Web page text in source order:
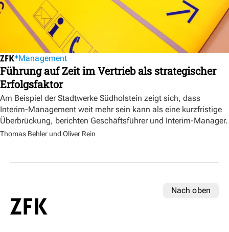
Management
Führung auf Zeit im Vertrieb als strategischer
Erfolgsfaktor
Am Beispiel der Stadtwerke Südholstein zeigt sich, dass
Interim-Management weit mehr sein kann als eine kurzfristige
Überbrückung, berichten Geschäftsführer und Interim-Manager.
Thomas Behler und Oliver Rein
Nach oben